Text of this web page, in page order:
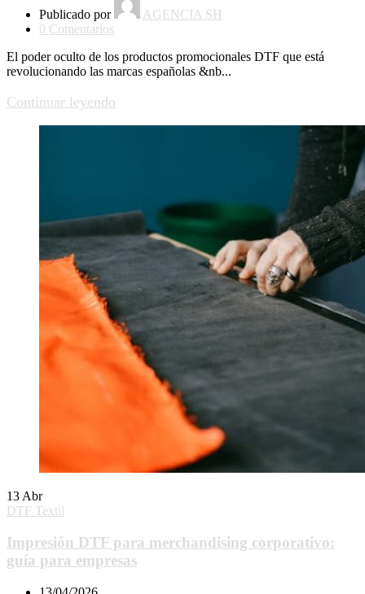
Publicado por
AGENCIA SH
0 Comentarios
El poder oculto de los productos promocionales DTF que está
revolucionando las marcas españolas &nb...
Continuar leyendo
13 Abr
DTF Textil
Impresión DTF para merchandising corporativo:
guía para empresas